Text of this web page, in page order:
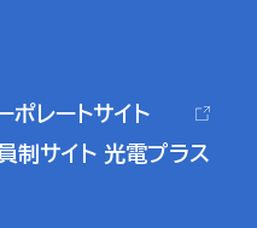
ポレートサイト
制サイト 光電プラス